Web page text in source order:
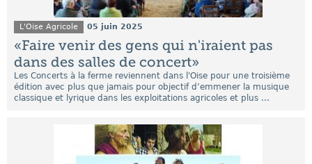
L'Oise Agricole 05 juin 2025
«Faire venir des gens qui n'iraient pas
dans des salles de concert»
Les Concerts à la ferme reviennent dans l'Oise pour une troisième
édition avec plus que jamais pour objectif d’emmener la musique
classique et lyrique dans les exploitations agricoles et plus ...